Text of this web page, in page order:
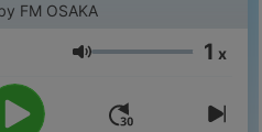
FM OSAKA
Volume 1 x